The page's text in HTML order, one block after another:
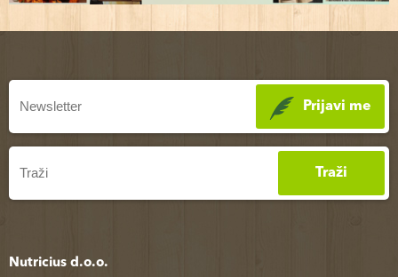
Prijavi me
Traži
Nutricius d.o.o.